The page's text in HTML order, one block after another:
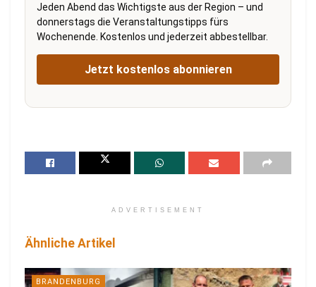
Jeden Abend das Wichtigste aus der Region – und
donnerstags die Veranstaltungstipps fürs
Wochenende. Kostenlos und jederzeit abbestellbar.
Jetzt kostenlos abonnieren
ADVERTISEMENT
Ähnliche Artikel
BRANDENBURG